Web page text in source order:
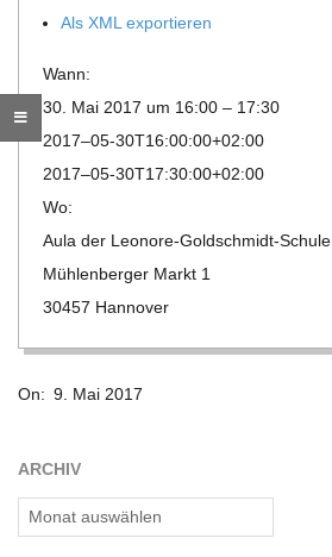
G
O
L
D
S
C
H
M
Als XML exportieren
Wann:
30. Mai 2017 um 16:00 – 17:30
2017–05-30T16:00:00+02:00
2017–05-30T17:30:00+02:00
Wo:
Aula der Leonore-Goldschmidt-Schule
Müh­len­ber­ger Markt 1
30457 Hannover
05-
On: 9. Mai 2017
ARCHIV
Archiv